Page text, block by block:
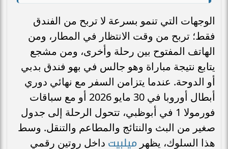
الوجهات التي تنمو بسرعة لا تربح من الفندق
فقط؛ تربح من وقت الانتظار في المطار، ومن
الهاتف المفتوح بين رحلة وأخرى، ومن مشجع
يتابع نتيجة مباراة وهو جالس في بهو فندق بدبي
أو الدوحة. عندما يتزامن السفر مع نهائي دوري
أبطال أوروبا في 30 مايو 2026 أو مع سباقات
فورمولا 1 في أبوظبي، تتحول الرحلة إلى جدول
صغير من البث والنتائج والمطاعم والتنقل. وسط
هذا السلوك، يظهر ميلبيت داخل روتين رقمي